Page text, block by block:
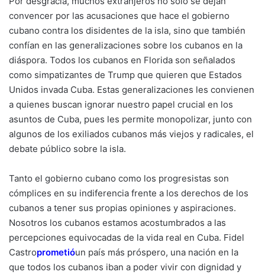
convencer por las acusaciones que hace el gobierno
cubano contra los disidentes de la isla, sino que también
confían en las generalizaciones sobre los cubanos en la
diáspora. Todos los cubanos en Florida son señalados
como simpatizantes de Trump que quieren que Estados
Unidos invada Cuba. Estas generalizaciones les convienen
a quienes buscan ignorar nuestro papel crucial en los
asuntos de Cuba, pues les permite monopolizar, junto con
algunos de los exiliados cubanos más viejos y radicales, el
debate público sobre la isla.
Tanto el gobierno cubano como los progresistas son
cómplices en su indiferencia frente a los derechos de los
cubanos a tener sus propias opiniones y aspiraciones.
Nosotros los cubanos estamos acostumbrados a las
percepciones equivocadas de la vida real en Cuba. Fidel
Castroprometióun país más próspero, una nación en la
que todos los cubanos iban a poder vivir con dignidad y